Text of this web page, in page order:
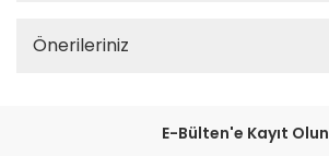
Önerileriniz
E-Bülten'e Kayıt Olun